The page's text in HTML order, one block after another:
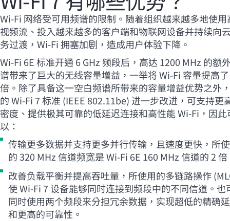
Wi-Fi 网络受可用频谱的限制。随着组织越来越多地使用
视频流、投入越来越多的客户端和物联网设备并持续向
务过渡， Wi-Fi拥塞加剧，造成用户体验下降。
Wi-Fi 6E 标准开通 6 GHz 频段后，高达 1200 MHz 的额
谱带来了巨大的无线容量增益，一举将Wi-Fi 容量提高
倍。除了具备这一空白频谱所带来的容量增益优势之外
的Wi-Fi 7 标准 (IEEE 802.11be) 进一步改进，可支持更
密度、提供极其可靠的低延迟连接和高性能Wi-Fi ，因
以：
传输更多数据并支持更多并行传输，且速度更快，所
的 320 MHz 信道频宽是Wi-Fi 6E 160 MHz 信道的 2
改善负载平衡并提高吞吐量，所使用的多链路操作
使Wi-Fi 7 设备能够同时连接到频段中的不同信道。也
同时使用两个频段来分担冗余数据，实现超低的精确
和更高的可靠性。